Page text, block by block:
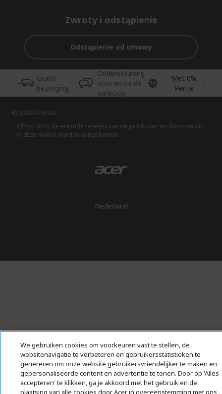
Zwroty i odstąpienie
Odstąpienie od umowy
Gratis
bezorging
Ondersteuning
voor en na de
aankoop
Met 0%
Rente
© 2026 Acer Inc.
CPYou BV is de erkende reseller van de producten en diensten die
in deze winkel worden aangeboden.
Nederland
We gebruiken cookies om voorkeuren vast te stellen, de
websitenavigatie te verbeteren en gebruikersstatistieken te
genereren om onze website gebruikersvriendelijker te maken en
gepersonaliseerde content en advertentie te tonen. Door op 'Alles
accepteren' te klikken, ga je akkoord met het gebruik en de
plaatsing van alle cookies door Acer in overeenstemming met ons